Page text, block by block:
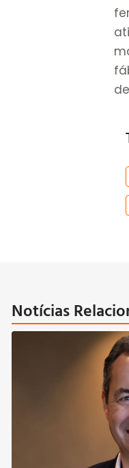
Notícias